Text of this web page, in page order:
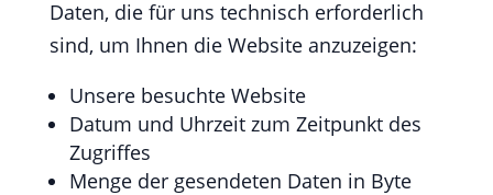
Daten, die für uns technisch erforderlich
sind, um Ihnen die Website anzuzeigen:
Unsere besuchte Website
Datum und Uhrzeit zum Zeitpunkt des
Zugriffes
Menge der gesendeten Daten in Byte